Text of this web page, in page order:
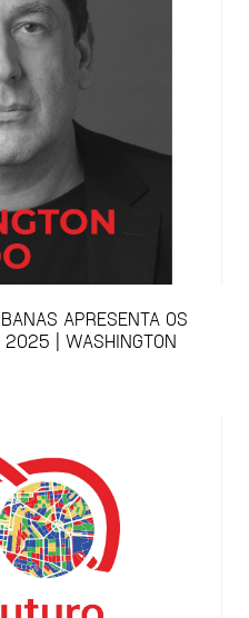
APRESENTA OS
2025 | WASHINGTON